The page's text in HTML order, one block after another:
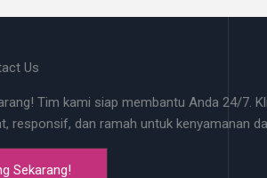
Us
Tim kami siap membantu Anda 24/7.
responsif, dan ramah untuk kenyamanan
Sekarang!